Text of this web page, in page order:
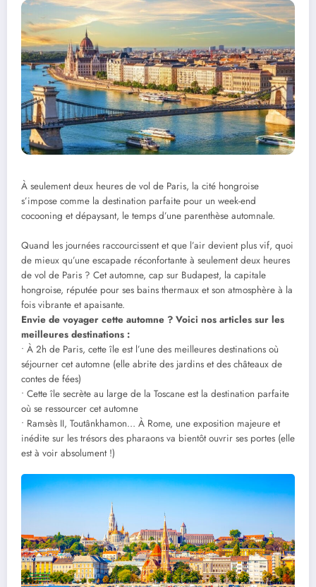
À seulement deux heures de vol de Paris, la cité hongroise
s’impose comme la destination parfaite pour un week-end
cocooning et dépaysant, le temps d’une parenthèse automnale.
Quand les journées raccourcissent et que l’air devient plus vif, quoi
de mieux qu’une escapade réconfortante à seulement deux heures
de vol de Paris ? Cet automne, cap sur Budapest, la capitale
hongroise, réputée pour ses bains thermaux et son atmosphère à la
fois vibrante et apaisante.
Envie de voyager cette automne ? Voici nos articles sur les
meilleures destinations :
• À 2h de Paris, cette île est l’une des meilleures destinations où
séjourner cet automne (elle abrite des jardins et des châteaux de
contes de fées)
• Cette île secrète au large de la Toscane est la destination parfaite
où se ressourcer cet automne
• Ramsès II, Toutânkhamon… À Rome, une exposition majeure et
inédite sur les trésors des pharaons va bientôt ouvrir ses portes (elle
est à voir absolument !)